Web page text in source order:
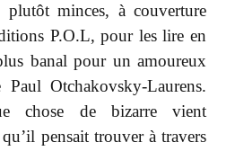
plutôt minces, à couverture
P.O.L, pour les lire en
banal pour un amoureux
Otchakovsky-Laurens.
chose de bizarre vient
pensait trouver à travers